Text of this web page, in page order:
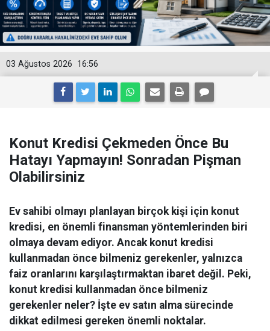
16:56
03 Ağustos 2026
Konut Kredisi Çekmeden Önce Bu
Hatayı Yapmayın! Sonradan Pişman
Olabilirsiniz
Ev sahibi olmayı planlayan birçok kişi için konut
kredisi, en önemli finansman yöntemlerinden biri
olmaya devam ediyor. Ancak konut kredisi
kullanmadan önce bilmeniz gerekenler, yalnızca
faiz oranlarını karşılaştırmaktan ibaret değil. Peki,
konut kredisi kullanmadan önce bilmeniz
gerekenler neler? İşte ev satın alma sürecinde
dikkat edilmesi gereken önemli noktalar.